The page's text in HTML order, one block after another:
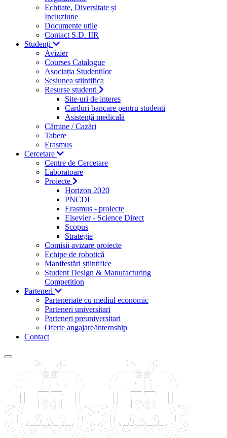
Echitate, Diversitate și
Incluziune
Documente utile
Contact S.D. IIR
Studenți
Avizier
Courses Catalogue
Asociația Studenților
Sesiunea stiintifica
Resurse studenti
Site-uri de interes
Carduri bancare pentru studenti
Asistență medicală
Cămine / Cazări
Tabere
Erasmus
Cercetare
Centre de Cercetare
Laboratoare
Proiecte
Horizon 2020
PNCDI
Erasmus - proiecte
Elsevier - Science Direct
Scopus
Strategie
Comisii avizare proiecte
Echipe de robotică
Manifestări științifice
Student Design & Manufacturing
Competition
Parteneri
Parteneriate cu mediul economic
Parteneri universitari
Parteneri preuniversitari
Oferte angajare/internship
Contact